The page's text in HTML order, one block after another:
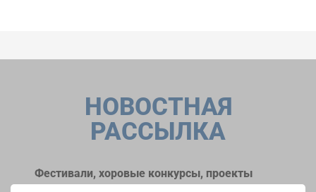
НОВОСТНАЯ
РАССЫЛКА
Фестивали, хоровые конкурсы, проекты